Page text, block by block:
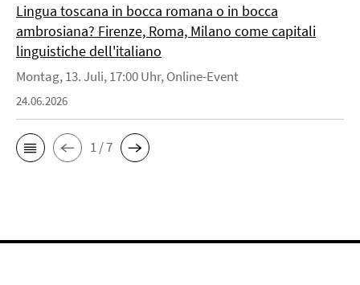
Lingua toscana in bocca romana o in bocca
ambrosiana? Firenze, Roma, Milano come capitali
linguistiche dell'italiano
Montag, 13. Juli, 17:00 Uhr, Online-Event
24.06.2026
1 / 7